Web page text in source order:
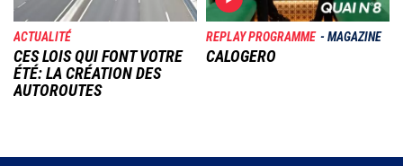
ACTUALITÉ
CES LOIS QUI FONT VOTRE
ÉTÉ: LA CRÉATION DES
AUTOROUTES
REPLAY PROGRAMME MAGAZINE
CALOGERO